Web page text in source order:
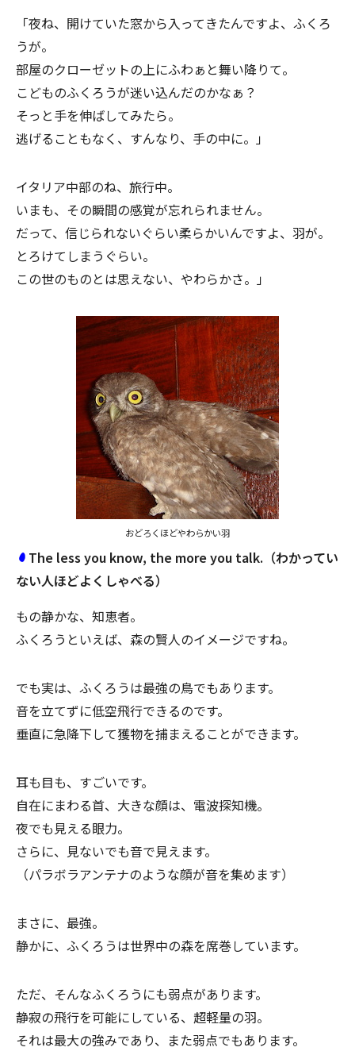
「夜ね、開けていた窓から入ってきたんですよ、ふくろ
うが。
部屋のクローゼットの上にふわぁと舞い降りて。
こどものふくろうが迷い込んだのかなぁ？
そっと手を伸ばしてみたら。
逃げることもなく、すんなり、手の中に。」
イタリア中部のね、旅行中。
いまも、その瞬間の感覚が忘れられません。
だって、信じられないぐらい柔らかいんですよ、羽が。
とろけてしまうぐらい。
この世のものとは思えない、やわらかさ。」
おどろくほどやわらかい羽
The less you know, the more you talk.（わかってい
ない人ほどよくしゃべる）
もの静かな、知恵者。
ふくろうといえば、森の賢人のイメージですね。
でも実は、ふくろうは最強の鳥でもあります。
音を立てずに低空飛行できるのです。
垂直に急降下して獲物を捕まえることができます。
耳も目も、すごいです。
自在にまわる首、大きな顔は、電波探知機。
夜でも見える眼力。
さらに、見ないでも音で見えます。
（パラボラアンテナのような顔が音を集めます）
まさに、最強。
静かに、ふくろうは世界中の森を席巻しています。
ただ、そんなふくろうにも弱点があります。
静寂の飛行を可能にしている、超軽量の羽。
それは最大の強みであり、また弱点でもあります。